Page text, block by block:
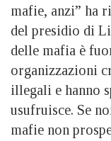
mafie, anzi” ha
del presidio di
delle mafia è
organizzazioni
illegali e hanno
usufruisce. Se
mafie non